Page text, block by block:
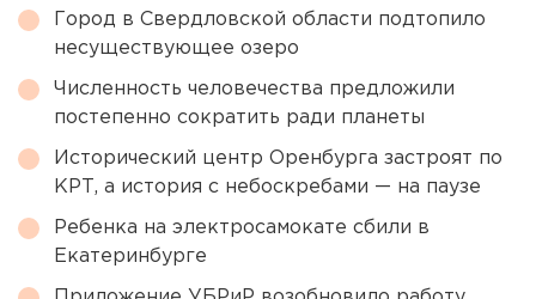
Город в Свердловской области подтопило
несуществующее озеро
Численность человечества предложили
постепенно сократить ради планеты
Исторический центр Оренбурга застроят по
КРТ, а история с небоскребами — на паузе
Ребенка на электросамокате сбили в
Екатеринбурге